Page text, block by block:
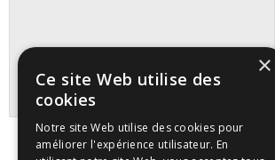
Suivre tous les marchés sur TradingView
×
Ce site Web utilise des
cookies
Notre site Web utilise des cookies pour
améliorer l'expérience utilisateur. En